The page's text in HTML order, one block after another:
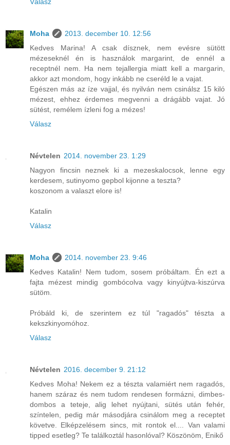
Válasz
Moha
2013. december 10. 12:56
Kedves Marina! A csak dísznek, nem evésre sütött
mézeseknél én is használok margarint, de ennél a
receptnél nem. Ha nem tejallergia miatt kell a margarin,
akkor azt mondom, hogy inkább ne cseréld le a vajat.
Egészen más az íze vajjal, és nyilván nem csinálsz 15 kiló
mézest, ehhez érdemes megvenni a drágább vajat. Jó
sütést, remélem ízleni fog a mézes!
Válasz
Névtelen 2014. november 23. 1:29
Nagyon fincsin neznek ki a mezeskalocsok, lenne egy
kerdesem, sutinyomo gepbol kijonne a teszta?
koszonom a valaszt elore is!
Katalin
Válasz
Moha
2014. november 23. 9:46
Kedves Katalin! Nem tudom, sosem próbáltam. Én ezt a
fajta mézest mindig gombócolva vagy kinyújtva-kiszúrva
sütöm.
Próbáld ki, de szerintem ez túl "ragadós" tészta a
kekszkinyomóhoz.
Válasz
Névtelen 2016. december 9. 21:12
Kedves Moha! Nekem ez a tészta valamiért nem ragadós,
hanem száraz és nem tudom rendesen formázni, dimbes-
dombos a teteje, alig lehet nyújtani, sütés után fehér,
színtelen, pedig már másodjára csinálom meg a receptet
követve. Elképzelésem sincs, mit rontok el.... Van valami
tipped esetleg? Te találkoztál hasonlóval? Köszönöm, Enikő